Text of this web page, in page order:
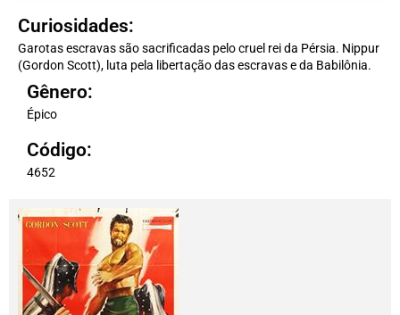
Curiosidades:
Garotas escravas são sacrificadas pelo cruel rei da Pérsia. Nippur
(Gordon Scott), luta pela libertação das escravas e da Babilônia.
Gênero:
Épico
Código:
4652